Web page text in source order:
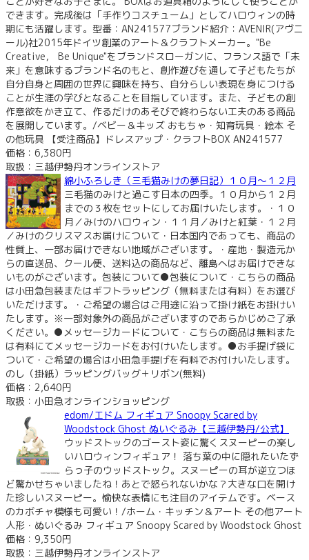
できます。完成後は「手作りコスチューム」としてハロウィンの時
期にも活躍します。型番：AN241577ブランド紹介：AVENIR(アヴニ
ール)社2015年ドイツ創業のアート＆クラフトメーカー。"Be
Creative， Be Unique"をブランドスローガンに、フランス語で「未
来」を意味するブランド名のもと、創作遊びを通して子どもたちが
自分自身と周囲の世界に興味を持ち、自分らしい表現を身につける
ことが生涯の学びとなることを目指しています。また、子どもの創
作意欲をかき立て、作るだけのあそびで終わらない工夫のある商品
を展開しています。/ベビー＆キッズ おもちゃ・知育玩具・絵本 そ
の他玩具 【受注商品】ドレスアップ・クラフトBOX AN241577
価格：6,380円
取扱：三越伊勢丹オンラインストア
綿小ふろしき（三毛猫みけの夢日記）１０月～１２月
三毛猫のみけと過こす日本の四季。１０月から１２月
までの３枚をセットにしてお届けいたします。・１０
月／みけのハロウィン・１１月／みけと紅葉・１２月
／みけのクリスマスお届けについて・日本国内であっても、商品の
性質上、一部お届けできない地域がございます。・産地・製造元か
らの直送品、クール便、送料込の商品など、離島へはお届けできな
いものがございます。包装について●包装について・こちらの商品
は小田急包装またはギフトラッピング（無料または有料）をお選び
いただけます。・ご希望の場合はご用途に沿って掛け紙をお掛けい
たします。※一部対象外の商品がございますのであらかじめご了承
ください。●メッセージカードについて・こちらの商品は無料また
は有料にてメッセージカードをお付けいたします。●お手提げ袋に
ついて・ご希望の場合は小田急手提げを有料でお付けいたします。
のし（掛紙）ラッピングバッグ＋リボン(無料)
価格：2,640円
取扱：小田急オンラインショッピング
edom/エドム フィギュア Snoopy Scared by
Woodstock Ghost ぬいぐるみ【三越伊勢丹/公式】
ウッドストックのゴースト姿に驚くスヌーピーの楽し
いハロウィンフィギュア！ 落ち葉の中に隠れたいたず
らっ子のウッドストック。スヌーピーの耳が逆立つほ
ど驚かせちゃいましたね！あとで怒られないかな？大きな口を開け
た珍しいスヌーピー。愉快な表情にも注目のアイテムです。ベース
のカボチャ模様も可愛い！/ホーム・キッチン＆アート その他アート
人形・ぬいぐるみ フィギュア Snoopy Scared by Woodstock Ghost
価格：9,350円
取扱：三越伊勢丹オンラインストア